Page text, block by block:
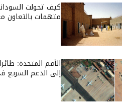
كيف تحولت
متهمات بالتعاون
الأمم المتحدة:
إلى الدعم السريع